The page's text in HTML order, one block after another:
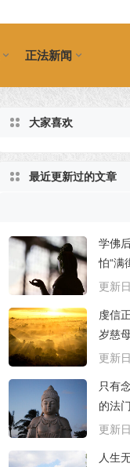
正法新闻
大家喜欢
最近更新过的文章
学佛
怕“满
更新
虔信
岁慈
更新
只有
的法
更新
人生